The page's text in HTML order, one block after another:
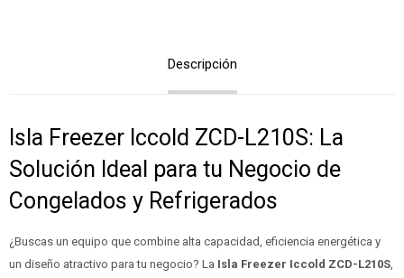
Descripción
Isla Freezer Iccold ZCD-L210S: La
Solución Ideal para tu Negocio de
Congelados y Refrigerados
¿Buscas un equipo que combine alta capacidad, eficiencia energética y
un diseño atractivo para tu negocio? La Isla Freezer Iccold ZCD-L210S